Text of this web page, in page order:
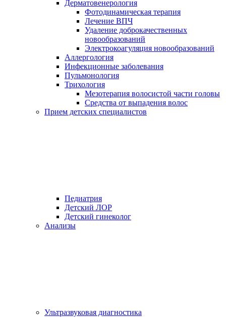
Дерматовенерология
Фотодинамическая терапия
Лечение ВПЧ
Удаление доброкачественных
новообразований
Электрокоагуляция новообразований
Аллергология
Инфекционные заболевания
Пульмонология
Трихология
Мезотерапия волосистой части головы
Средства от выпадения волос
Прием детских специалистов
Педиатрия
Детский ЛОР
Детский гинеколог
Анализы
Ультразвуковая диагностика